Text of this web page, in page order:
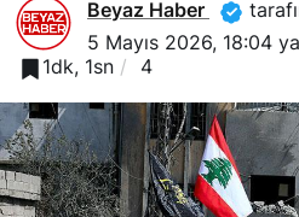
Beyaz Haber
5 Mayıs 2026, 18:04
1dk, 1sn
4